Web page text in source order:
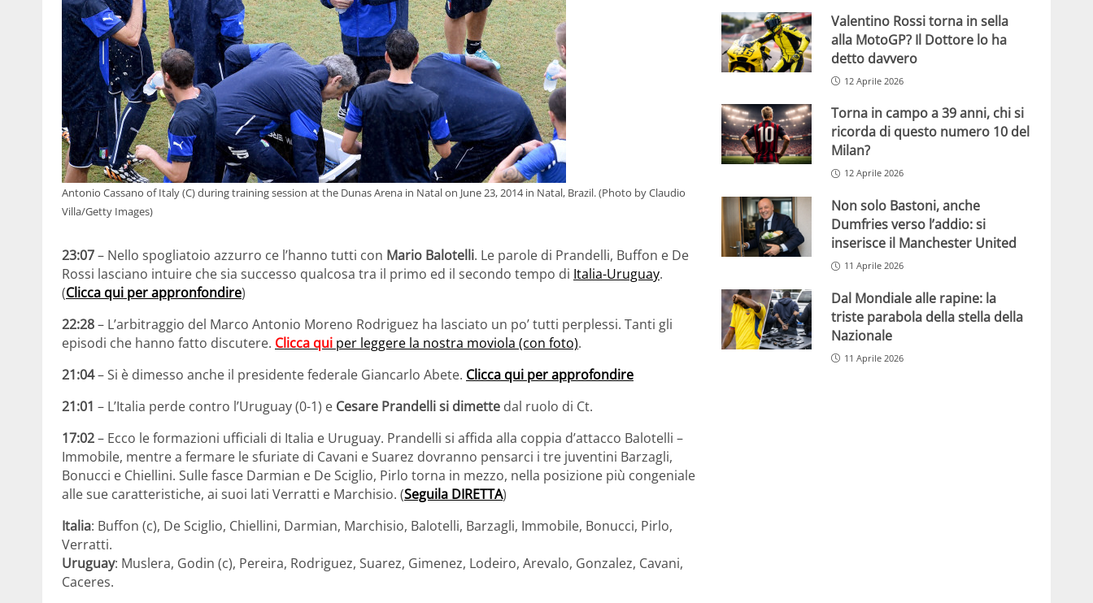
Antonio Cassano of Italy (C) during training session at the Dunas Arena in Natal on June 23, 2014 in Natal, Brazil. (Photo by Claudio
Villa/Getty Images)
23:07– Nello spogliatoio azzurro ce l’hanno tutti con Mario Balotelli. Le parole di Prandelli, Buffon e De
Rossi lasciano intuire che sia successo qualcosa tra il primo ed il secondo tempo di Italia-Uruguay.
(Clicca qui per appronfondire)
22:28– L’arbitraggio del Marco Antonio Moreno Rodriguez ha lasciato un po’ tutti perplessi. Tanti gli
episodi che hanno fatto discutere. Clicca qui per leggere la nostra moviola (con foto).
21:04– Si è dimesso anche il presidente federale Giancarlo Abete. Clicca qui per approfondire
21:01 – L’Italia perde contro l’Uruguay (0-1) e Cesare Prandelli si dimette dal ruolo di Ct.
17:02– Ecco le formazioni ufficiali di Italia e Uruguay. Prandelli si affida alla coppia d’attacco Balotelli –
Immobile, mentre a fermare le sfuriate di Cavani e Suarez dovranno pensarci i tre juventini Barzagli,
Bonucci e Chiellini. Sulle fasce Darmian e De Sciglio, Pirlo torna in mezzo, nella posizione più congeniale
alle sue caratteristiche, ai suoi lati Verratti e Marchisio. (Seguila DIRETTA)
Italia: Buffon (c), De Sciglio, Chiellini, Darmian, Marchisio, Balotelli, Barzagli, Immobile, Bonucci, Pirlo,
Verratti.
Uruguay: Muslera, Godin (c), Pereira, Rodriguez, Suarez, Gimenez, Lodeiro, Arevalo, Gonzalez, Cavani,
Caceres.
Valentino Rossi torna in sella
alla MotoGP? Il Dottore lo ha
detto davvero
12 Aprile 2026
Torna in campo a 39 anni, chi si
ricorda di questo numero 10 del
Milan?
12 Aprile 2026
Non solo Bastoni, anche
Dumfries verso l’addio: si
inserisce il Manchester United
11 Aprile 2026
Dal Mondiale alle rapine: la
triste parabola della stella della
Nazionale
11 Aprile 2026